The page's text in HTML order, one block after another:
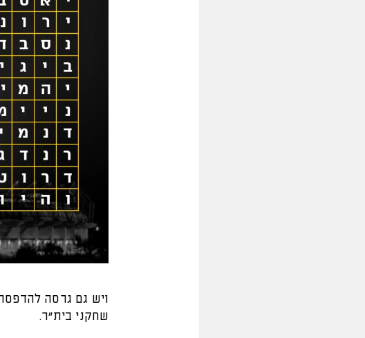
ויש גם גרסה
שחקני בית"ר.